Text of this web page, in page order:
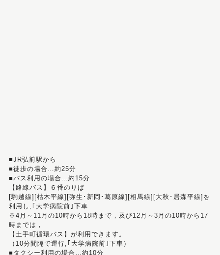
■JR弘前駅から
■徒歩の場合…約25分
■バス利用の場合…約15分
【路線バス】６番のりば
[駒越線][枯木平線][弥生･新岡･葛原線][相馬線][大秋･居森平線]を
利用し,｢大学病院前｣下車
※4月～11月の10時から18時まで，及び12月～3月の10時から17
時までは，
【土手町循環バス】が利用できます。
（10分間隔で運行,｢大学病院前｣下車）
■タクシー利用の場合…約10分